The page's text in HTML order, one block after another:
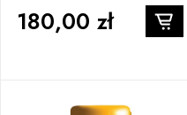
180,00 zł